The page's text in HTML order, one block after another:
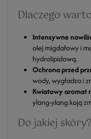
Dlaczego
Intensywne
olej migdałowy i
hydrolipidową.
Ochrona przed
wody, wygładza i
Kwiatowy aromat
ylang-ylang koją
Do jakiej skóry?